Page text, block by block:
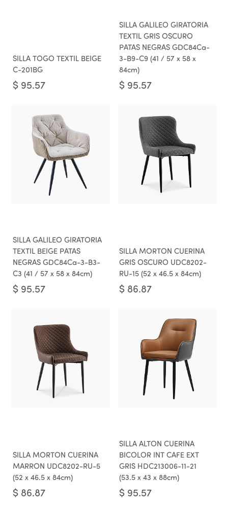
SILLA TOGO TEXTIL BEIGE
C-201BG
$ 95.57
SILLA GALILEO GIRATORIA
TEXTIL GRIS OSCURO
PATAS NEGRAS GDC84Ca-
3-B9-C9 (41 / 57 x 58 x
84cm)
$ 95.57
SILLA GALILEO GIRATORIA
TEXTIL BEIGE PATAS
NEGRAS GDC84Ca-3-B3-
C3 (41 / 57 x 58 x 84cm)
$ 95.57
SILLA MORTON CUERINA
GRIS OSCURO UDC8202-
RU-15 (52 x 46.5 x 84cm)
$ 86.87
SILLA MORTON CUERINA
MARRON UDC8202-RU-5
(52 x 46.5 x 84cm)
$ 86.87
SILLA ALTON CUERINA
BICOLOR INT CAFE EXT
GRIS HDC213006-11-21
(53.5 x 43 x 88cm)
$ 95.57